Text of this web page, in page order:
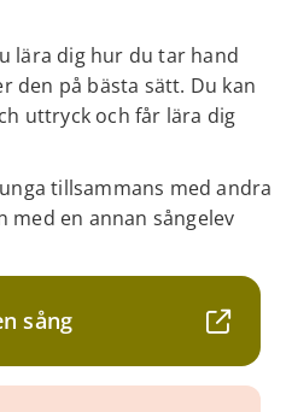
lära dig hur du tar hand
den på bästa sätt. Du kan
uttryck och får lära dig
tillsammans med andra
med en annan sångelev
sång